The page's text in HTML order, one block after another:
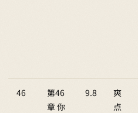
46
第46
章 你
9.8
爽
点